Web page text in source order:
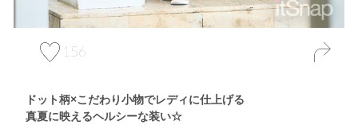
156
ドット柄×こだわり小物でレディに仕上げる
真夏に映えるヘルシーな装い☆